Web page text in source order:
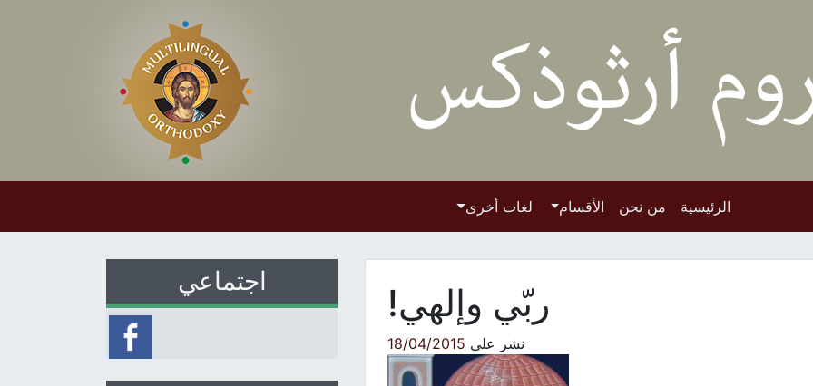
الرئيسية من نحن الأقسام لغات أخرى
ربّي وإلهي!
نشر على 18/04/2015
اجتماعي